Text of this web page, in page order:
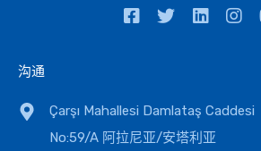
搜索
物业类型
公寓
沟通
Çarşı Mahallesi Damlataş Caddesi
No:59/A 阿拉尼亚/安塔利亚